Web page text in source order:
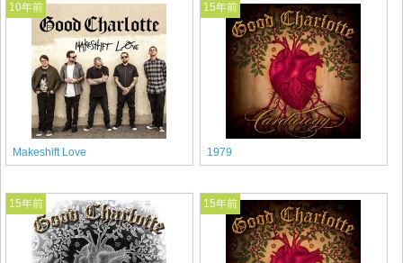
10年前
Makeshift Love
15年前
1979
15年前 15年前